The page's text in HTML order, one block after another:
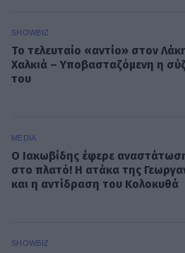
SHOWBIZ
Το τελευταίο «αντίο» στον
Χαλκιά – Υποβασταζόμενη η
του
MEDIA
Ο Ιακωβίδης έφερε
στο πλατό! Η ατάκα της
και η αντίδραση του Κολοκυθά
SHOWBIZ